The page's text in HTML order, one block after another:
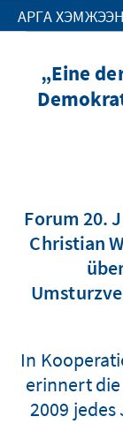
АРГА
„Eine
Forum 20.
Christian
In
erinnert
2009